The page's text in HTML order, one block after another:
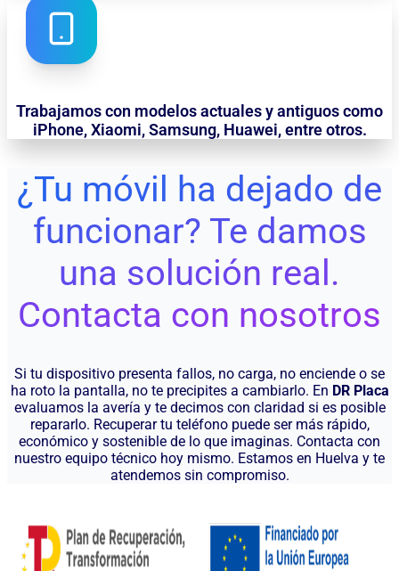
Trabajamos con modelos actuales y antiguos como
iPhone, Xiaomi, Samsung, Huawei, entre otros.
¿Tu móvil ha dejado de
funcionar? Te damos
una solución real.
Contacta con nosotros
Si tu dispositivo presenta fallos, no carga, no enciende o se
ha roto la pantalla, no te precipites a cambiarlo. En DR Placa
evaluamos la avería y te decimos con claridad si es posible
repararlo. Recuperar tu teléfono puede ser más rápido,
económico y sostenible de lo que imaginas. Contacta con
nuestro equipo técnico hoy mismo. Estamos en Huelva y te
atendemos sin compromiso.